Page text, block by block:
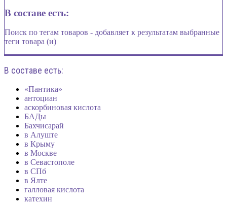
В составе есть:
Поиск по тегам товаров - добавляет к результатам выбранные
теги товара (и)
В составе есть:
«Пантика»
антоциан
аскорбиновая кислота
БАДы
Бахчисарай
в Алуште
в Крыму
в Москве
в Севастополе
в СПб
в Ялте
галловая кислота
катехин